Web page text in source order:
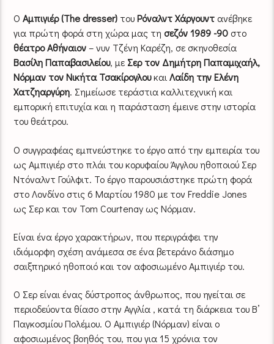
ΟΑμπιγιέρ (Τhe dresser) τουΡόναλντ Χάργουντ ανέβηκε
για πρώτη φορά στη χώρα μας τησεζόν 1989 -90 στο
θέατρο Αθήναιον – νυν Τζένη Καρέζη, σε σκηνοθεσία
Βασίλη Παπαβασιλείου, με Σερ τον Δημήτρη Παπαμιχαήλ,
Νόρμαν τον Νικήτα ΤσακίρογλουκαιΛαίδη την Ελένη
Χατζηαργύρη. Σημείωσε τεράστια καλλιτεχνική και
εμπορική επιτυχία και η παράσταση έμεινε στην ιστορία
του θεάτρου.
Ο συγγραφέας εμπνεύστηκε το έργο από την εμπειρία του
ως Αμπιγιέρ στο πλάι του κορυφαίου Άγγλου ηθοποιού Σερ
Ντόναλντ Γούλφιτ. Το έργο παρουσιάστηκε πρώτη φορά
στο Λονδίνο στις 6 Μαρτίου 1980 με τον Freddie Jones
ως Σερ και τον Tom Courtenay ως Νόρμαν.
Είναι ένα έργο χαρακτήρων, που περιγράφει την
ιδιόμορφη σχέση ανάμεσα σε ένα βετεράνο διάσημο
σαιξπηρικό ηθοποιό και τον αφοσιωμένο Αμπιγιέρ του.
Ο Σερ είναι ένας δύστροπος άνθρωπος, που ηγείται σε
περιοδεύοντα θίασο στην Αγγλία , κατά τη διάρκεια του Β’
Παγκοσμίου Πολέμου. Ο Αμπιγιέρ (Νόρμαν) είναι ο
αφοσιωμένος βοηθός του, που για 15 χρόνια τον